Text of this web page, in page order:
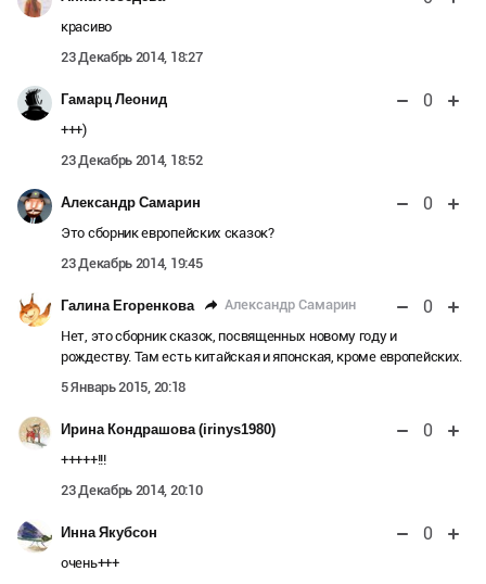
красиво
23 Декабрь 2014, 18:27
Гамарц Леонид 0
+++)
23 Декабрь 2014, 18:52
Александр Самарин 0
Это сборник европейских сказок?
23 Декабрь 2014, 19:45
Галина Егоренкова Александр Самарин 0
Нет, это сборник сказок, посвященных новому году и
рождеству. Там есть китайская и японская, кроме европейских.
5 Январь 2015, 20:18
Ирина Кондрашова (irinys1980) 0
+++++!!!
23 Декабрь 2014, 20:10
Инна Якубсон 0
очень+++